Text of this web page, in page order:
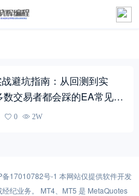
避坑指南：从回测到实
数交易者都会踩的EA常见陷
0 2W
备17010782号-1 本网站仅提供软件开发
纪业务。 MT4、MT5 是 MetaQuotes